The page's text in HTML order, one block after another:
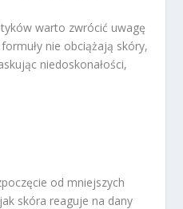
warto zwrócić uwagę
nie obciążają skóry,
niedoskonałości,
od mniejszych
skóra reaguje na dany